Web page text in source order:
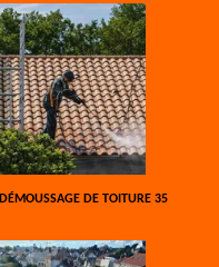
DÉMOUSSAGE DE TOITURE 35